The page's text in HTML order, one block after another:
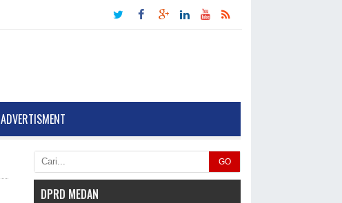
ADVERTISMENT
GO
DPRD MEDAN